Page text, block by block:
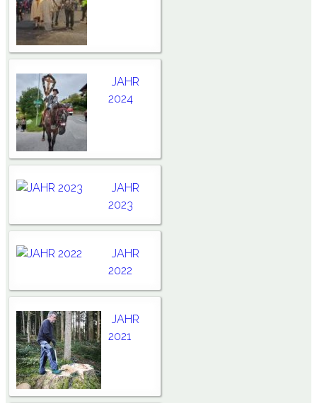
JAHR
2024
JAHR
2023
JAHR
2022
JAHR
2021